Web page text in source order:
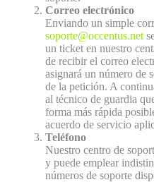
Correo electrónico
Enviando un simple
soporte@occentus.net
un ticket en nuestro
de recibir el correo
asignará un número de
de la petición. A
al técnico de guardia
forma más rápida
acuerdo de servicio
Teléfono
Nuestro centro de
y puede emplear
números de soporte